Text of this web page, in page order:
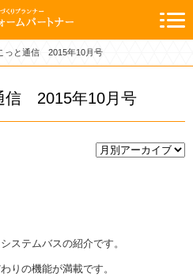
っと通信 2015年10月号
信 2015年10月号
ステムバスの紹介です。
りの機能が満載です。
ホーム
新築
リフォーム
お知らせ